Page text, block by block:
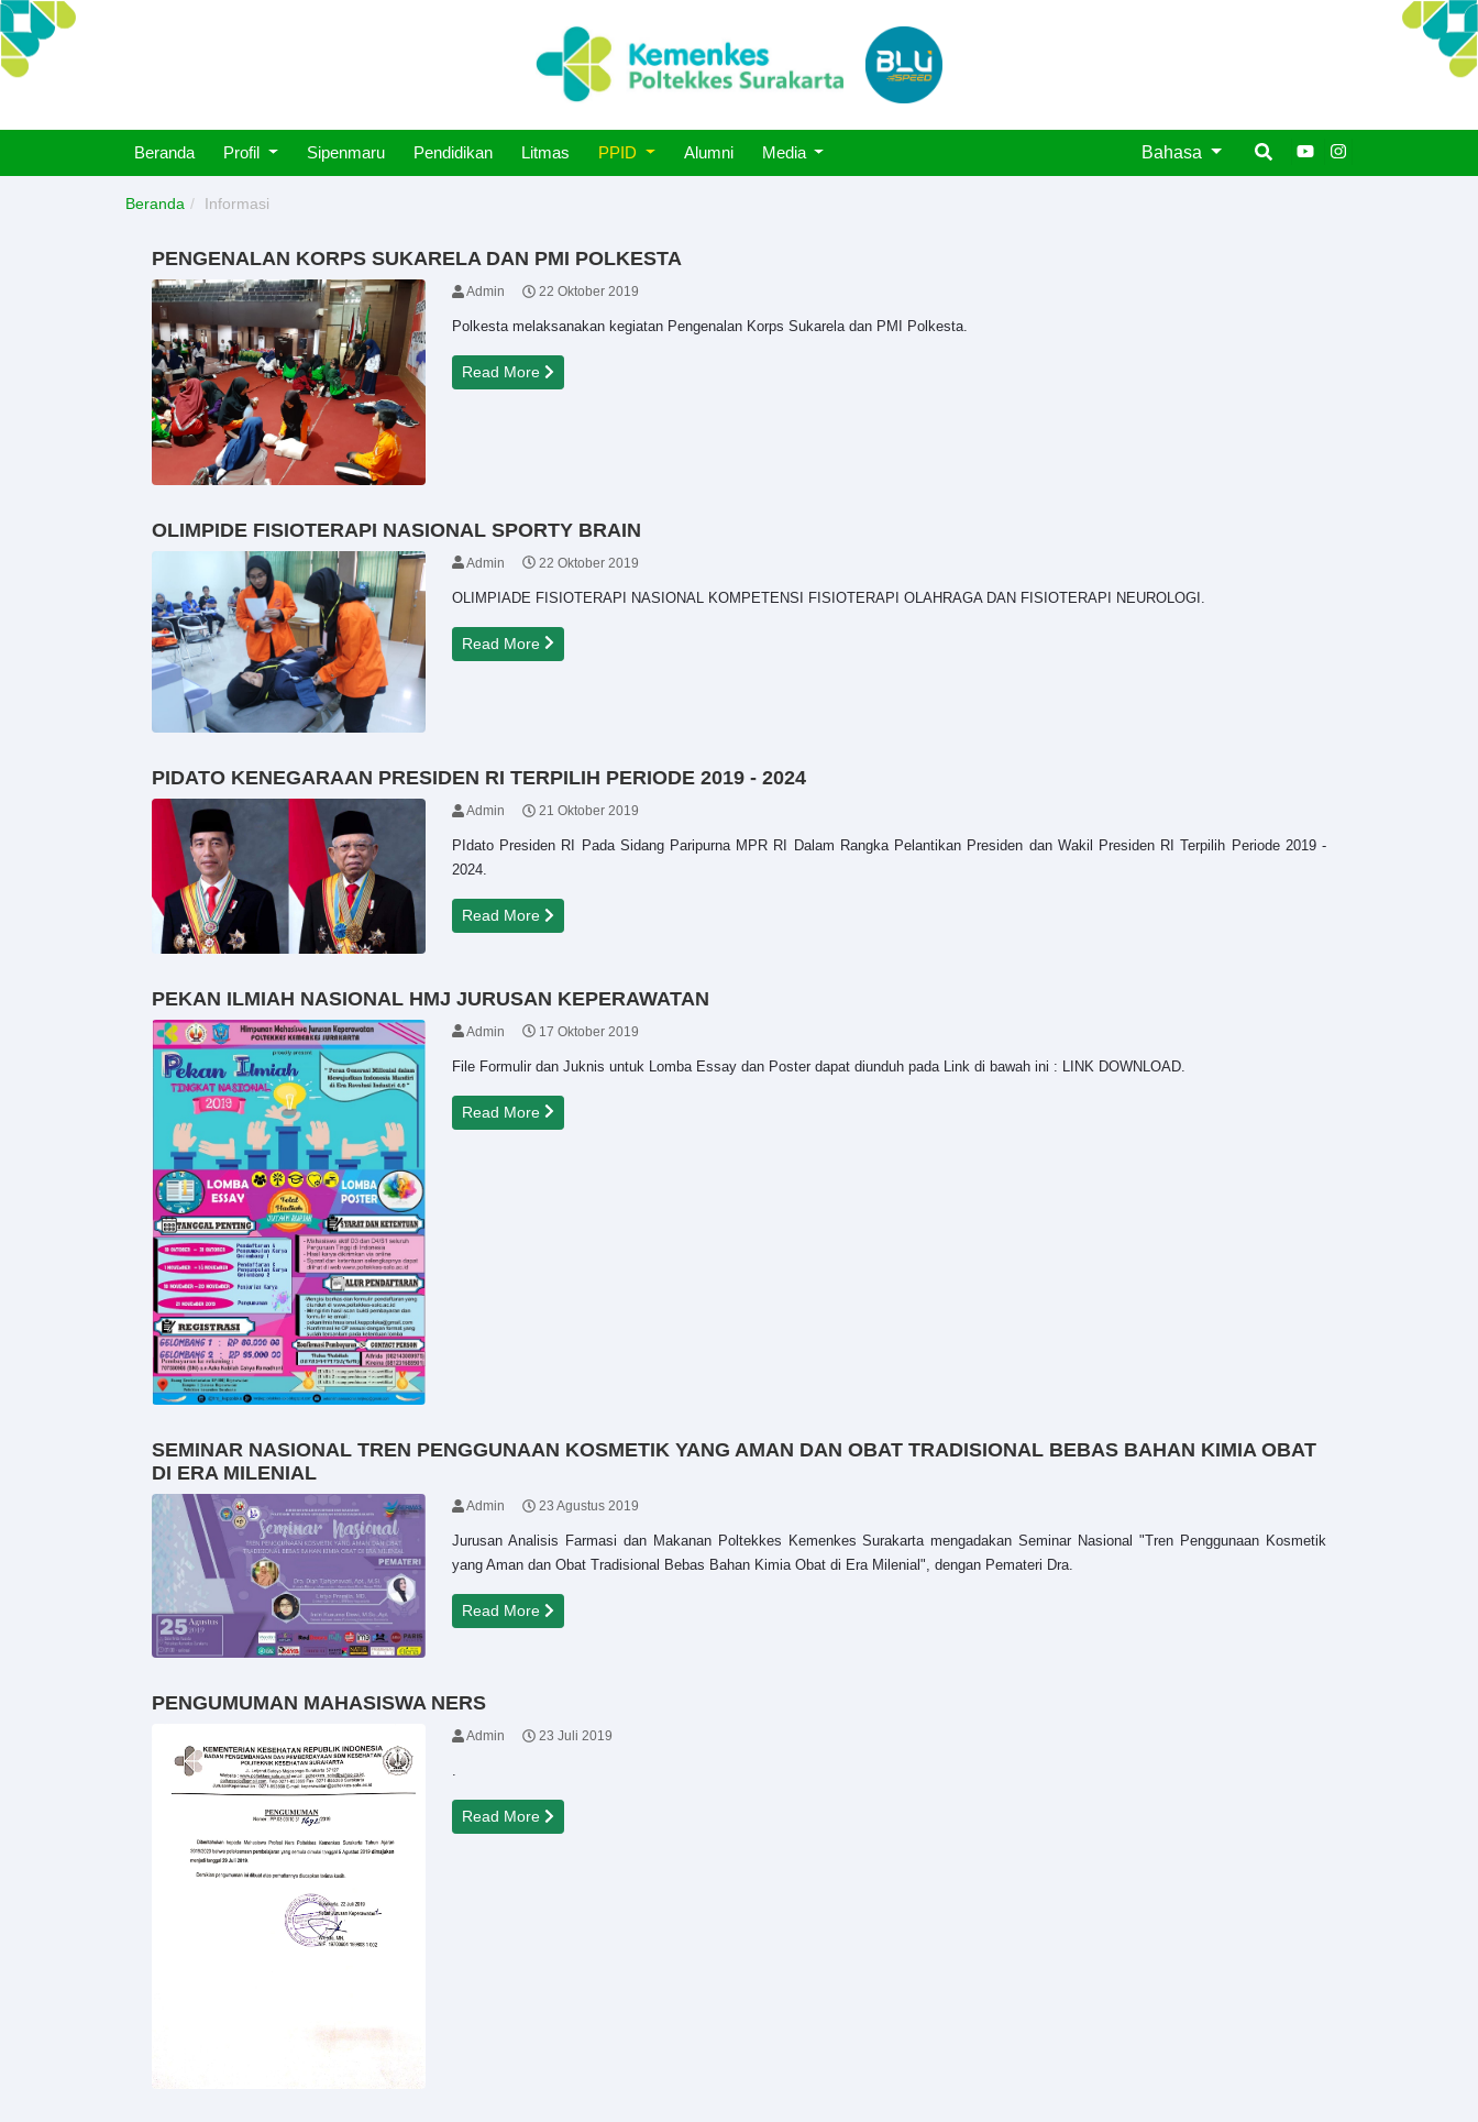
Beranda Profil Sipenmaru Pendidikan Litmas PPID Alumni Media Bahasa
Beranda Informasi
PENGENALAN KORPS SUKARELA DAN PMI POLKESTA
Admin 22 Oktober 2019
Polkesta melaksanakan kegiatan Pengenalan Korps Sukarela dan PMI Polkesta.
Read More
OLIMPIDE FISIOTERAPI NASIONAL SPORTY BRAIN
Admin 22 Oktober 2019
OLIMPIADE FISIOTERAPI NASIONAL KOMPETENSI FISIOTERAPI OLAHRAGA DAN FISIOTERAPI NEUROLOGI.
Read More
PIDATO KENEGARAAN PRESIDEN RI TERPILIH PERIODE 2019 - 2024
Admin 21 Oktober 2019
PIdato Presiden RI Pada Sidang Paripurna MPR RI Dalam Rangka Pelantikan Presiden dan Wakil Presiden RI Terpilih Periode 2019 -
2024.
Read More
PEKAN ILMIAH NASIONAL HMJ JURUSAN KEPERAWATAN
Admin 17 Oktober 2019
File Formulir dan Juknis untuk Lomba Essay dan Poster dapat diunduh pada Link di bawah ini : LINK DOWNLOAD.
Read More
SEMINAR NASIONAL TREN PENGGUNAAN KOSMETIK YANG AMAN DAN OBAT TRADISIONAL BEBAS BAHAN KIMIA OBAT
DI ERA MILENIAL
Admin 23 Agustus 2019
Jurusan Analisis Farmasi dan Makanan Poltekkes Kemenkes Surakarta mengadakan Seminar Nasional "Tren Penggunaan Kosmetik
yang Aman dan Obat Tradisional Bebas Bahan Kimia Obat di Era Milenial", dengan Pemateri Dra.
Read More
PENGUMUMAN MAHASISWA NERS
Admin 23 Juli 2019
.
Read More